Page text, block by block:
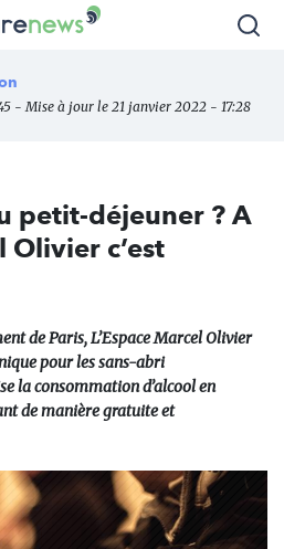
- Mise à jour le 21 janvier 2022 - 17:28
petit-déjeuner ? A
Olivier c’est
de Paris, L’Espace Marcel Olivier
pour les sans-abri
la consommation d’alcool en
de manière gratuite et